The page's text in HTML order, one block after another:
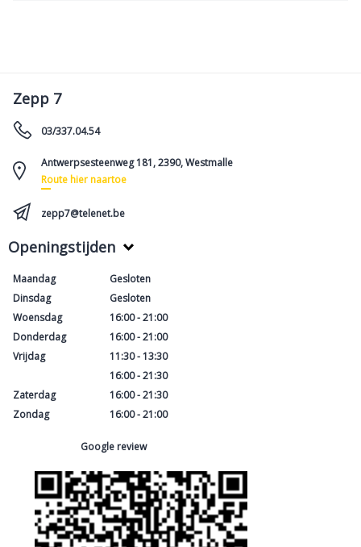
Zepp 7
03/337.04.54
Antwerpsesteenweg 181, 2390, Westmalle
Route hier naartoe
zepp7@telenet.be
Maandag
Gesloten
Dinsdag
Gesloten
Woensdag
16:00 - 21:00
Donderdag
16:00 - 21:00
Vrijdag
11:30 - 13:30
16:00 - 21:30
Zaterdag
16:00 - 21:30
Zondag
16:00 - 21:00
Google review